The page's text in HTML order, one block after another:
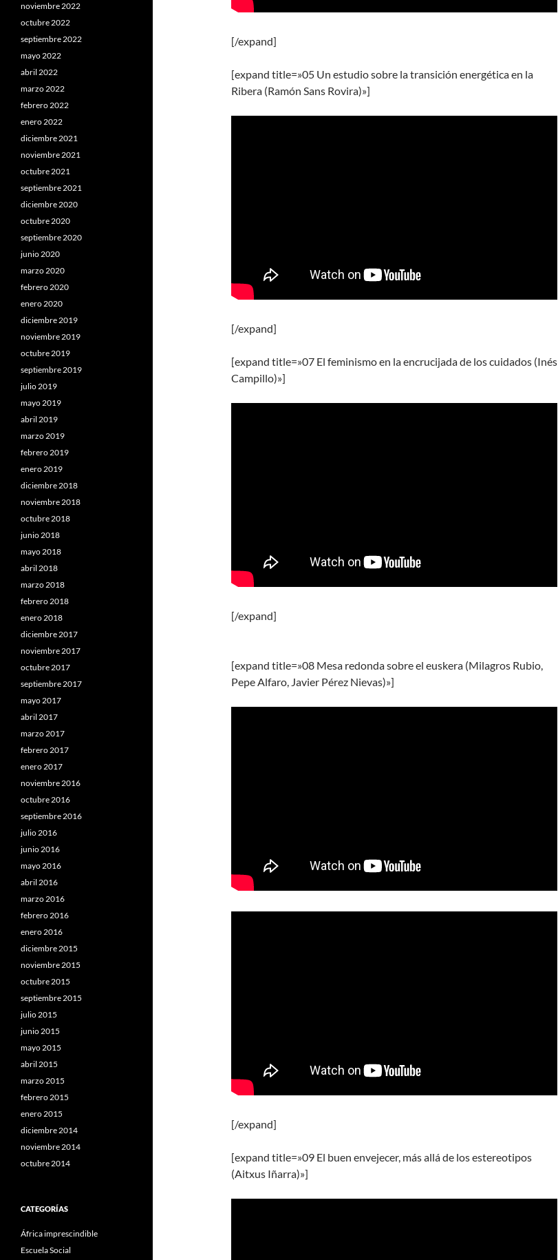
[/expand]
[expand title=»05 Un estudio sobre la transición energética en la
Ribera (Ramón Sans Rovira)»]
[/expand]
[expand title=»07 El feminismo en la encrucijada de los cuidados (Inés
Campillo)»]
[/expand]
[expand title=»08 Mesa redonda sobre el euskera (Milagros Rubio,
Pepe Alfaro, Javier Pérez Nievas)»]
[/expand]
[expand title=»09 El buen envejecer, más allá de los estereotipos
(Aitxus Iñarra)»]
noviembre 2022
octubre 2022
septiembre 2022
mayo 2022
abril 2022
marzo 2022
febrero 2022
enero 2022
diciembre 2021
noviembre 2021
octubre 2021
septiembre 2021
diciembre 2020
octubre 2020
septiembre 2020
junio 2020
marzo 2020
febrero 2020
enero 2020
diciembre 2019
noviembre 2019
octubre 2019
septiembre 2019
julio 2019
mayo 2019
abril 2019
marzo 2019
febrero 2019
enero 2019
diciembre 2018
noviembre 2018
octubre 2018
junio 2018
mayo 2018
abril 2018
marzo 2018
febrero 2018
enero 2018
diciembre 2017
noviembre 2017
octubre 2017
septiembre 2017
mayo 2017
abril 2017
marzo 2017
febrero 2017
enero 2017
noviembre 2016
octubre 2016
septiembre 2016
julio 2016
junio 2016
mayo 2016
abril 2016
marzo 2016
febrero 2016
enero 2016
diciembre 2015
noviembre 2015
octubre 2015
septiembre 2015
julio 2015
junio 2015
mayo 2015
abril 2015
marzo 2015
febrero 2015
enero 2015
diciembre 2014
noviembre 2014
octubre 2014
CATEGORÍAS
África imprescindible
Escuela Social